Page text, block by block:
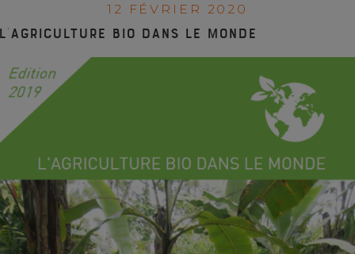
12 FÉVRIER 2020
bio dans le monde